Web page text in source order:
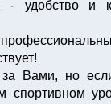
- удобство и
Вами, но
спортивном